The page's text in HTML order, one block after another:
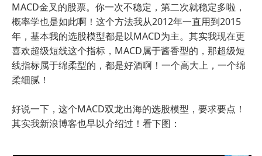
MACD金叉的股票。你一次不稳定，第二次就稳定多啦，
概率学也是如此啊！这个方法我从2012年一直用到2015
年，基本我的选股模型都是以MACD为主。其实我现在更
喜欢超级短线这个指标，MACD属于酱香型的，那超级短
线指标属于绵柔型的，都是好酒啊！一个高大上，一个绵
柔细腻！
好说一下，这个MACD双龙出海的选股模型，要求要点！
其实我新浪博客也早以介绍过！看下图：